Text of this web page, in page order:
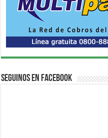
Seguinos en Facebook